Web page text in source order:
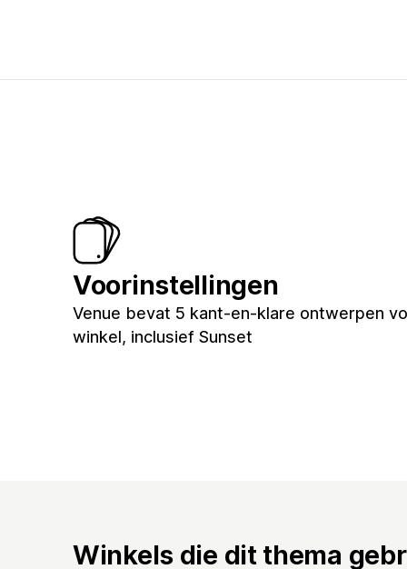
Voorinstellingen
Venue bevat 5 kant-en-klare ontwerpen
winkel, inclusief Sunset
Winkels die dit thema